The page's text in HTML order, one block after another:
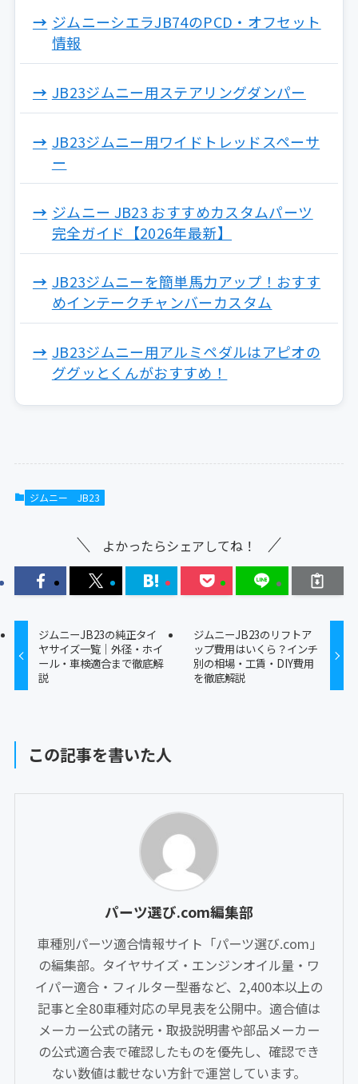
ジムニーシエラJB74のPCD・オフセット
情報
JB23ジムニー用ステアリングダンパー
JB23ジムニー用ワイドトレッドスペーサ
ー
ジムニー JB23 おすすめカスタムパーツ
完全ガイド【2026年最新】
JB23ジムニーを簡単馬力アップ！おすす
めインテークチャンバーカスタム
JB23ジムニー用アルミペダルはアピオの
ググッとくんがおすすめ！
ジムニー JB23
よかったらシェアしてね！
ジムニーJB23の純正タイ
ヤサイズ一覧｜外径・ホイ
ール・車検適合まで徹底解
説
ジムニーJB23のリフトア
ップ費用はいくら？インチ
別の相場・工賃・DIY費用
を徹底解説
この記事を書いた人
パーツ選び.com編集部
車種別パーツ適合情報サイト「パーツ選び.com」
の編集部。タイヤサイズ・エンジンオイル量・ワ
イパー適合・フィルター型番など、2,400本以上の
記事と全80車種対応の早見表を公開中。適合値は
メーカー公式の諸元・取扱説明書や部品メーカー
の公式適合表で確認したものを優先し、確認でき
ない数値は載せない方針で運営しています。